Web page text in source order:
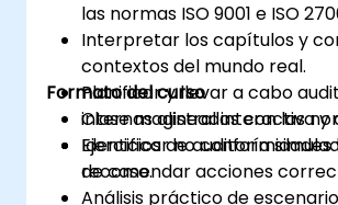
las normas ISO 9001 e ISO
Interpretar los capítulos y
contextos del mundo real.
Planificar y llevar a cabo
internas alineadas con las
Identificar no conformidades
recomendar acciones
Formato del curso
Clase magistral interactiva y
Ejercicios de auditoría
de caso.
Análisis práctico de